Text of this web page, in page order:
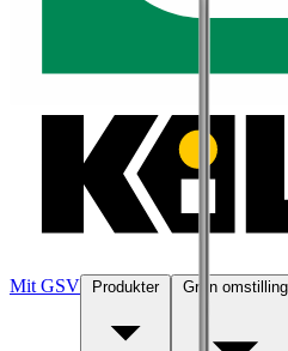
Mit GSV Produkter Grøn omstilling